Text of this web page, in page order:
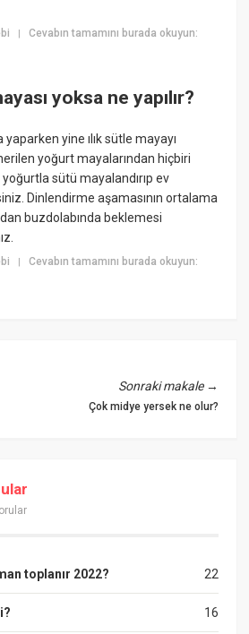
|Cevabın tamamını burada okuyun:
yoksa ne yapılır?
yine ılık sütle mayayı
yoğurt mayalarından hiçbiri
sütü mayalandırıp ev
Dinlendirme aşamasının ortalama
buzdolabında beklemesi
|Cevabın tamamını burada okuyun:
Sonraki makale→
Çok midye yersek ne olur?
22
toplanır 2022?
16